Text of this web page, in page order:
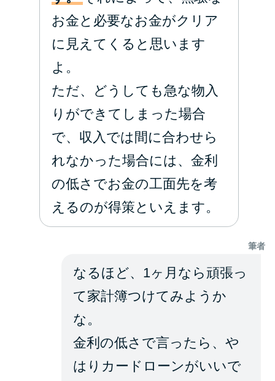
お金と必要なお金がクリア
に見えてくると思います
よ。
ただ、どうしても急な物入
りができてしまった場合
で、収入では間に合わせら
れなかった場合には、金利
の低さでお金の工面先を考
えるのが得策といえます。
筆者
なるほど、1ヶ月なら頑張っ
て家計簿つけてみようか
な。
金利の低さで言ったら、や
はりカードローンがいいで